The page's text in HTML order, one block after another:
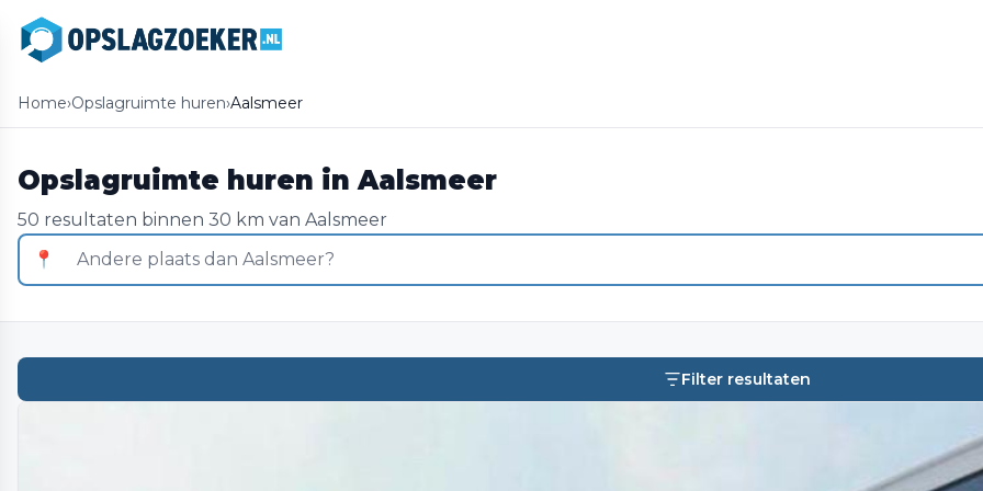
Home›Opslagruimte huren›Aalsmeer
Opslagruimte huren in Aalsmeer
50 resultaten binnen 30 km van Aalsmeer
📍
Filter resultaten